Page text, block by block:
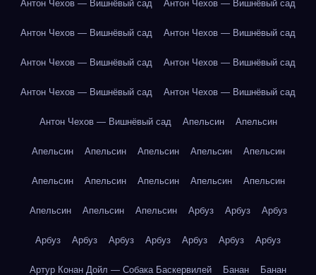
Антон Чехов — Вишнёвый сад Антон Чехов — Вишнёвый сад
Антон Чехов — Вишнёвый сад Антон Чехов — Вишнёвый сад
Антон Чехов — Вишнёвый сад Антон Чехов — Вишнёвый сад
Антон Чехов — Вишнёвый сад Антон Чехов — Вишнёвый сад
Антон Чехов — Вишнёвый сад Апельсин Апельсин
Апельсин Апельсин Апельсин Апельсин Апельсин
Апельсин Апельсин Апельсин Апельсин Апельсин
Апельсин Апельсин Апельсин Арбуз Арбуз Арбуз
Арбуз Арбуз Арбуз Арбуз Арбуз Арбуз Арбуз
Артур Конан Дойл — Собака Баскервилей Банан Банан